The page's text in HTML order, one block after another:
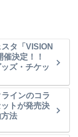
タ「VISION
決定！！
ズ・チケッ
インのコラ
トが発売決
法